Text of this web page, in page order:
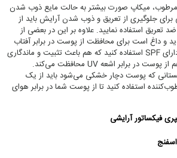
مرطوب، میکاپ صورت بیشتر به حالت مایع ذوب شدن
جلوگیری از تعریق و ذوب شدن آرایش باید از
استفاده نمایید. علاوه بر این در بعضی از
و داغ است برای محافظت از پوست در برابر آفتاب
می‌توانید از اسپری فیکس دارای SPF استفاده کنید که هم باعث تثبیت و ماندگاری
بیشتر آرایشتان می‌شود و هم از پوست در برابر اشعه UV محافظت می‌کند.
که پوست دچار خشکی می‌شود باید از یک
استفاده کنید تا از پوست شما در برابر هوای
فیکساتورآرایشی